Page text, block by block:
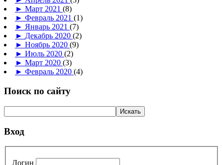
► Март 2021 (8)
► Февраль 2021 (1)
► Январь 2021 (7)
► Декабрь 2020 (2)
► Ноябрь 2020 (9)
► Июль 2020 (2)
► Март 2020 (3)
► Февраль 2020 (4)
Поиск по сайту
Вход
Логин